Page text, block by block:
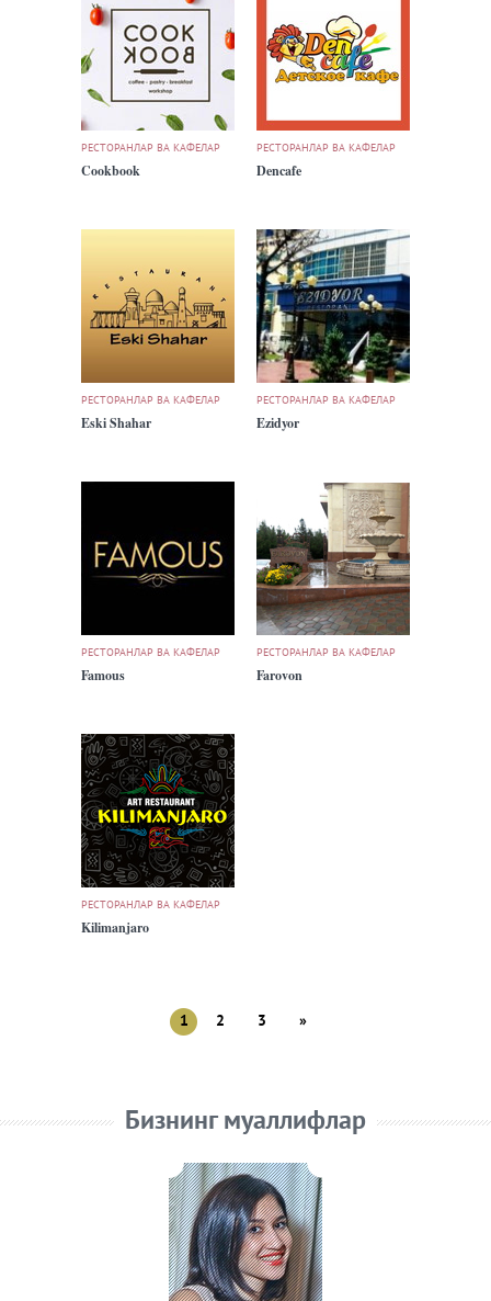
РЕСТОРАНЛАР ВА КАФЕЛАР
Cookbook
РЕСТОРАНЛАР ВА КАФЕЛАР
Dencafe
РЕСТОРАНЛАР ВА КАФЕЛАР
Eski Shahar
РЕСТОРАНЛАР ВА КАФЕЛАР
Ezidyor
РЕСТОРАНЛАР ВА КАФЕЛАР
Famous
РЕСТОРАНЛАР ВА КАФЕЛАР
Farovon
РЕСТОРАНЛАР ВА КАФЕЛАР
Kilimanjaro
1 2 3 »
Бизнинг муаллифлар